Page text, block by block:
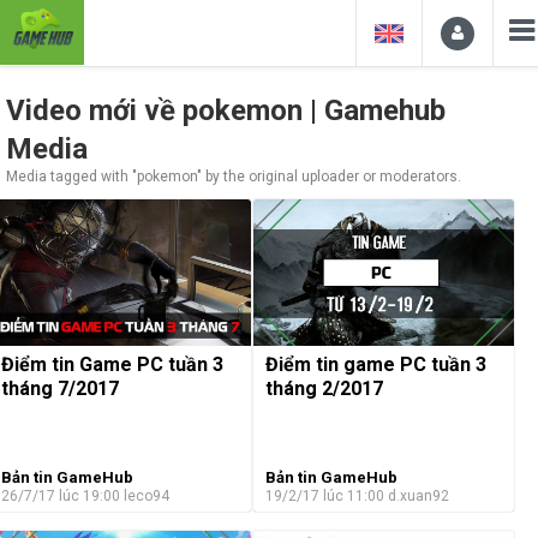
Video mới về pokemon | Gamehub
Media
Media tagged with "pokemon" by the original uploader or moderators.
Điểm tin Game PC tuần 3
tháng 7/2017
Bản tin GameHub
26/7/17 lúc 19:00 leco94
Điểm tin game PC tuần 3
tháng 2/2017
Bản tin GameHub
19/2/17 lúc 11:00 d.xuan92